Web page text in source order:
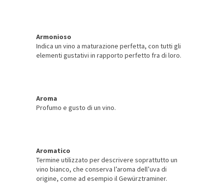
Armonioso
Indica un vino a maturazione perfetta, con tutti gli
elementi gustativi in rapporto perfetto fra di loro.
Aroma
Profumo e gusto di un vino.
Aromatico
Termine utilizzato per descrivere soprattutto un
vino bianco, che conserva l’aroma dell’uva di
origine, come ad esempio il Gewürztraminer.